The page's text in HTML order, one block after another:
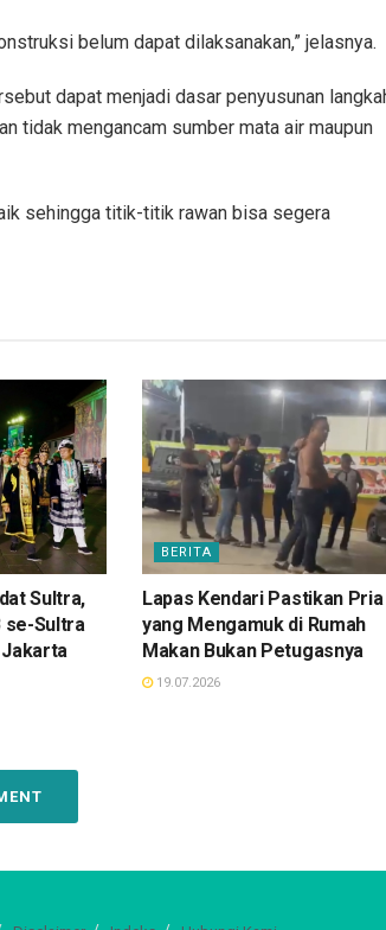
belum dapat dilaksanakan,” jelasnya.
dapat menjadi dasar penyusunan
tidak mengancam sumber mata air maupun
sehingga titik-titik rawan bisa segera
Sultra,
se-Sultra
Jakarta
BERITA
Lapas Kendari Pastikan Pria
yang Mengamuk di Rumah
Makan Bukan Petugasnya
19.07.2026